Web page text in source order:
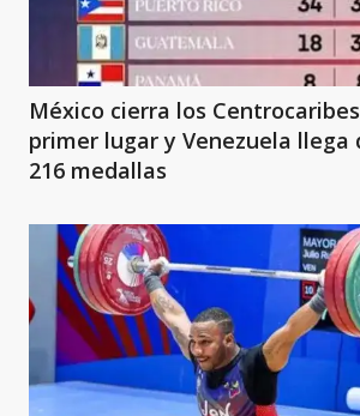
México cierra los
primer lugar y Venezuela llega
216 medallas